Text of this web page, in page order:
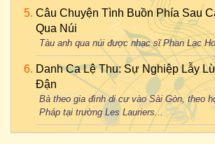
Câu Chuyện Tình Buồn Phía Sau
Qua Núi
Tàu anh qua núi được nhạc sĩ Phan Lạc
Danh Ca Lệ Thu: Sự Nghiệp Lẫy
Đận
Bà theo gia đình di cư vào Sài Gòn, theo
Pháp tại trường Les Lauriers...